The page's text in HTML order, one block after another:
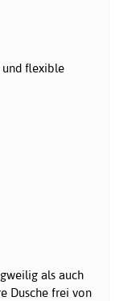
flexible
als auch
Dusche frei von